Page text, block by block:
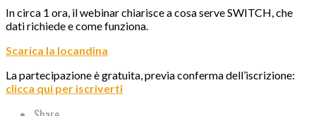
In circa 1 ora, il webinar chiarisce a cosa serve SWITCH, che
dati richiede e come funziona.
Scarica la locandina
La partecipazione è gratuita, previa conferma dell’iscrizione:
clicca qui per iscriverti